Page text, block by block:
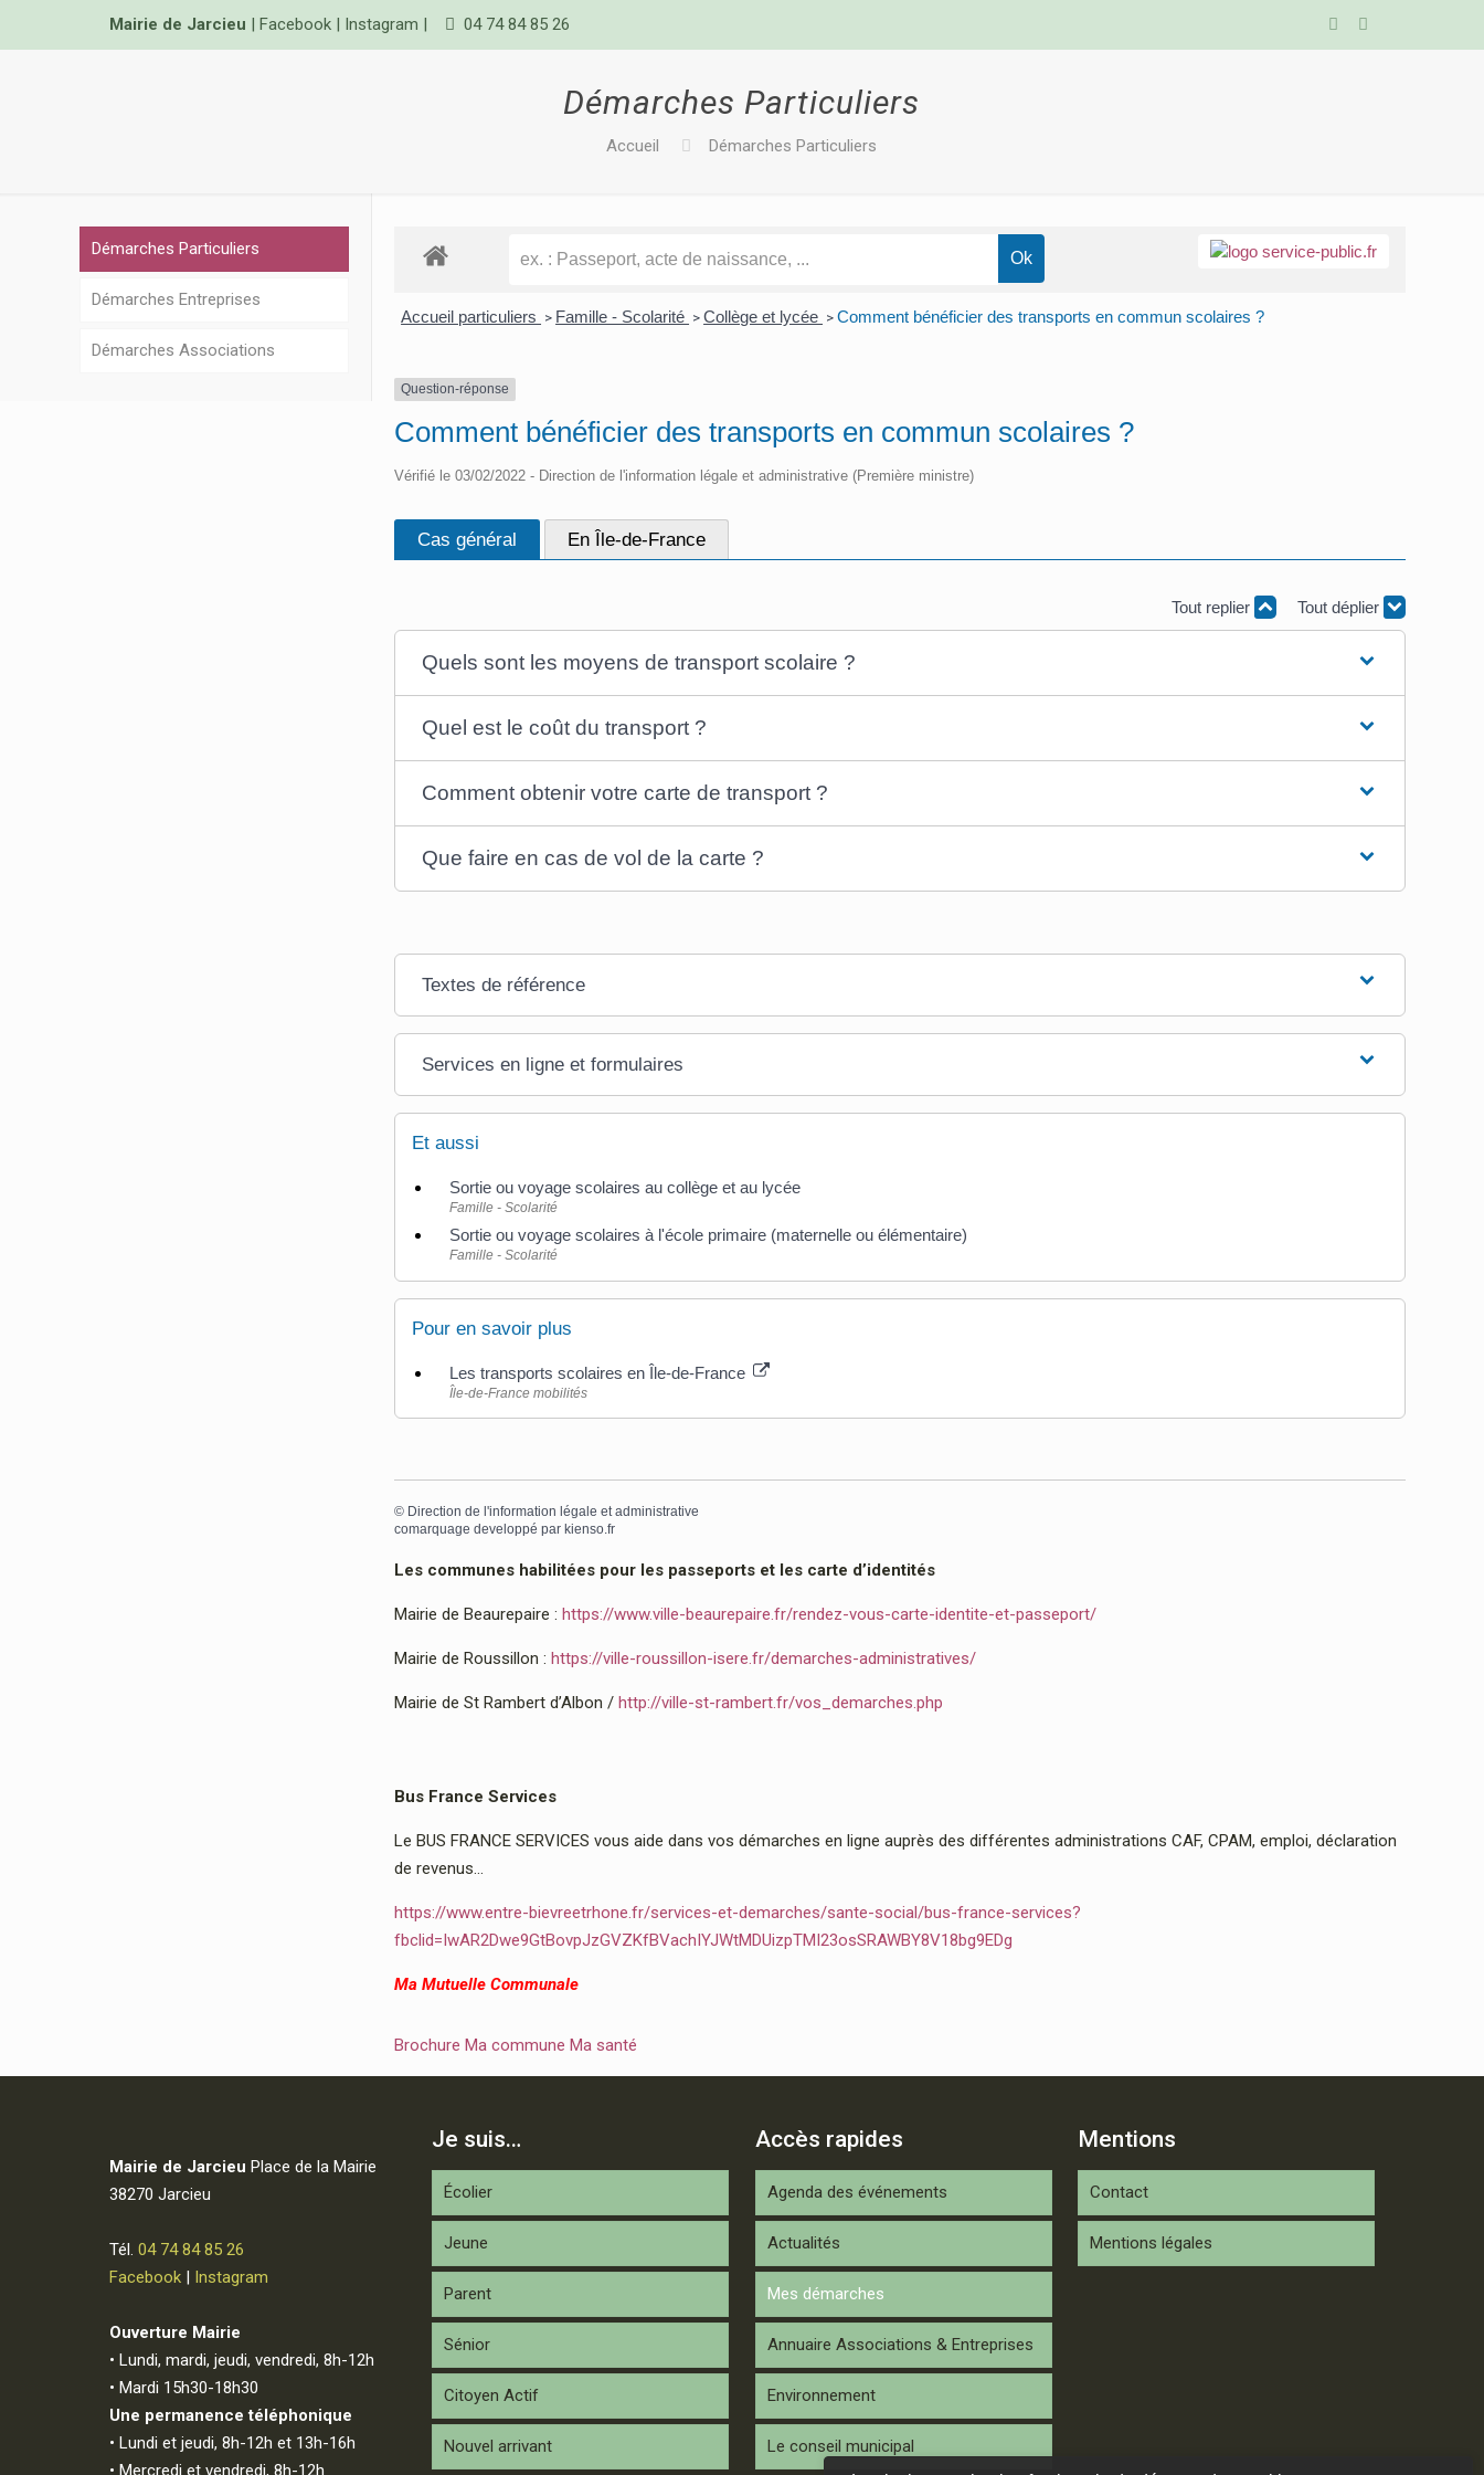
Mairie de Jarcieu | Facebook| Instagram | 04 74 84 85 26
Démarches Particuliers
Accueil Démarches Particuliers
Accueil particuliers > Famille - Scolarité > Collège et lycée > Comment bénéficier des transports en commun scolaires ?
Question-réponse
Comment bénéficier des transports en commun scolaires ?
Vérifié le 03/02/2022 - Direction de l'information légale et administrative (Première ministre)
Cas général En Île-de-France
Tout replier Tout déplier
Quels sont les moyens de transport scolaire ?
Quel est le coût du transport ?
Comment obtenir votre carte de transport ?
Que faire en cas de vol de la carte ?
Textes de référence
Services en ligne et formulaires
Et aussi
Sortie ou voyage scolaires au collège et au lycée
Famille - Scolarité
Sortie ou voyage scolaires à l'école primaire (maternelle ou élémentaire)
Famille - Scolarité
Pour en savoir plus
Les transports scolaires en Île-de-France
Île-de-France mobilités
© Direction de l'information légale et administrative
comarquage developpé par kienso.fr
Les communes habilitées pour les passeports et les carte d’identités
Mairie de Beaurepaire : https://www.ville-beaurepaire.fr/rendez-vous-carte-identite-et-passeport/
Mairie de Roussillon : https://ville-roussillon-isere.fr/demarches-administratives/
Mairie de St Rambert d’Albon / http://ville-st-rambert.fr/vos_demarches.php
Bus France Services
Le BUS FRANCE SERVICES vous aide dans vos démarches en ligne auprès des différentes administrations CAF, CPAM, emploi, déclaration
de revenus…
https://www.entre-bievreetrhone.fr/services-et-demarches/sante-social/bus-france-services?
fbclid=IwAR2Dwe9GtBovpJzGVZKfBVachIYJWtMDUizpTMI23osSRAWBY8V18bg9EDg
Ma Mutuelle Communale
Brochure Ma commune Ma santé
Démarches Particuliers
Démarches Entreprises
Démarches Associations
Mairie de Jarcieu Place de la Mairie
38270 Jarcieu
Tél. 04 74 84 85 26
Facebook| Instagram
Ouverture Mairie
• Lundi, mardi, jeudi, vendredi, 8h-12h
• Mardi 15h30-18h30
Une permanence téléphonique
• Lundi et jeudi, 8h-12h et 13h-16h
• Mercredi et vendredi, 8h-12h
Je suis…
Écolier
Jeune
Parent
Sénior
Citoyen Actif
Nouvel arrivant
Accès rapides
Agenda des événements
Actualités
Mes démarches
Annuaire Associations & Entreprises
Environnement
Le conseil municipal
Mentions
Contact
Mentions légales